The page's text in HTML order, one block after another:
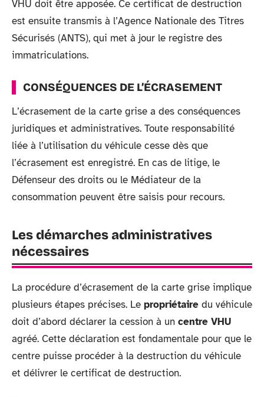
VHU doit être apposée. Ce certificat de destruction
est ensuite transmis à l’Agence Nationale des Titres
Sécurisés (ANTS), qui met à jour le registre des
immatriculations.
CONSÉQUENCES DE L’ÉCRASEMENT
L’écrasement de la carte grise a des conséquences
juridiques et administratives. Toute responsabilité
liée à l’utilisation du véhicule cesse dès que
l’écrasement est enregistré. En cas de litige, le
Défenseur des droits ou le Médiateur de la
consommation peuvent être saisis pour recours.
Les démarches administratives
nécessaires
La procédure d’écrasement de la carte grise implique
plusieurs étapes précises. Le propriétaire du véhicule
doit d’abord déclarer la cession à un centre VHU
agréé. Cette déclaration est fondamentale pour que le
centre puisse procéder à la destruction du véhicule
et délivrer le certificat de destruction.